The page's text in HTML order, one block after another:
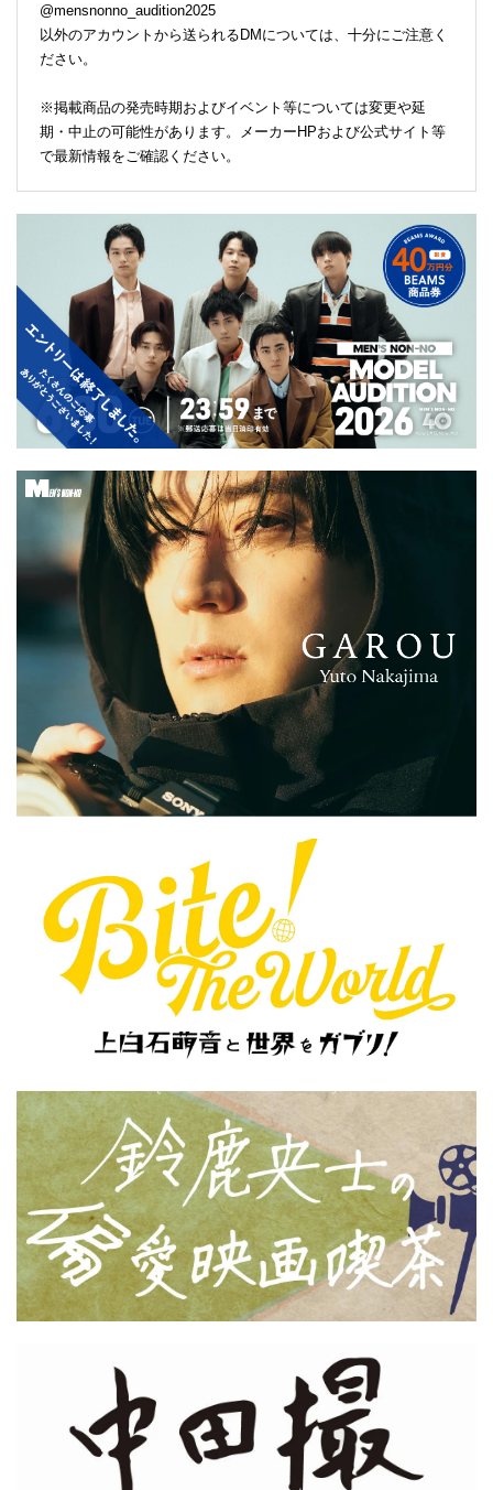
@mensnonno_audition2025
以外のアカウントから送られるDMについては、十分にご注意く
ださい。
※掲載商品の発売時期およびイベント等については変更や延
期・中止の可能性があります。メーカーHPおよび公式サイト等
で最新情報をご確認ください。